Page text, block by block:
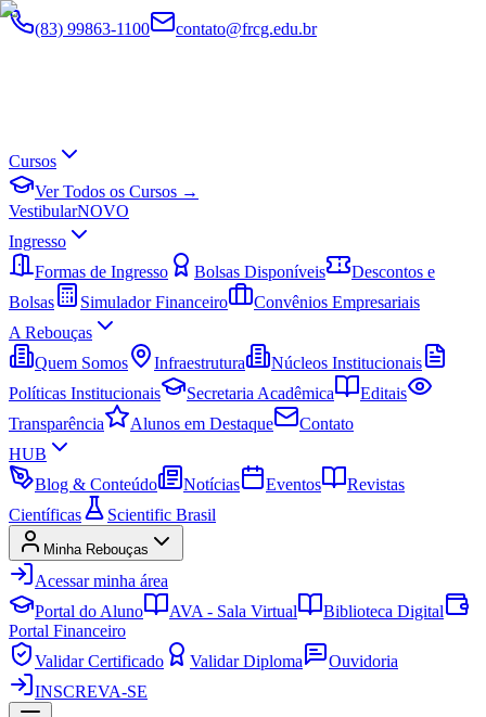
(83) 99863-1100 contato@frcg.edu.br
Cursos
Ver Todos os Cursos →
VestibularNOVO
Ingresso
Formas de Ingresso
Bolsas Disponíveis
Descontos e
Bolsas
Simulador Financeiro
Convênios Empresariais
A Rebouças
Quem Somos
Infraestrutura
Núcleos Institucionais
Políticas Institucionais
Secretaria Acadêmica
Editais
Transparência
Alunos em Destaque
Contato
HUB
Blog & Conteúdo
Notícias Eventos
Revistas
Científicas
Scientific Brasil
Minha Rebouças
Acessar minha área
Portal do Aluno
AVA - Sala Virtual
Biblioteca Digital
Portal Financeiro
Validar Certificado
Validar Diploma
Ouvidoria
INSCREVA-SE